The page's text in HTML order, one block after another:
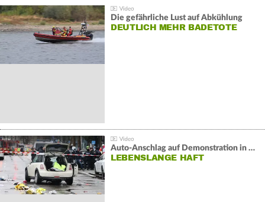
Die gefährliche Lust auf Abkühlung
DEUTLICH MEHR BADETOTE
Auto-Anschlag auf Demonstration in München:
LEBENSLANGE HAFT